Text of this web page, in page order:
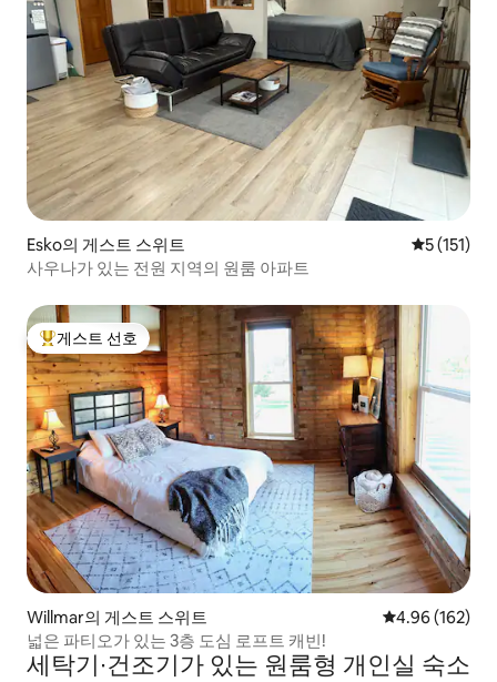
Esko의 게스트 스위트 평점 5점(5
5 (151)
사우나가 있는 전원 지역의 원룸 아파트
상위 게스트 선호
게스트 선호
Willmar의 게스트 스위트 평점 4.96점(5
4.96 (162)
넓은 파티오가 있는 3층 도심 로프트 캐빈!
세탁기∙건조기가 있는 원룸형 개인실 숙소